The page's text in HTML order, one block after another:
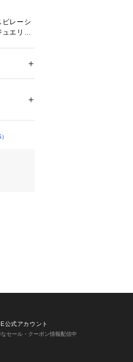
レーシ
ュエリー
送り出し
公式アカウント
なセール・クーポン情報配信中